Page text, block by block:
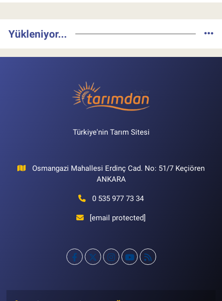
Yükleniyor...
Türkiye'nin Tarım Sitesi
Osmangazi Mahallesi Erdinç Cad. No: 51/7 Keçiören
ANKARA
0 535 977 73 34
[email protected]